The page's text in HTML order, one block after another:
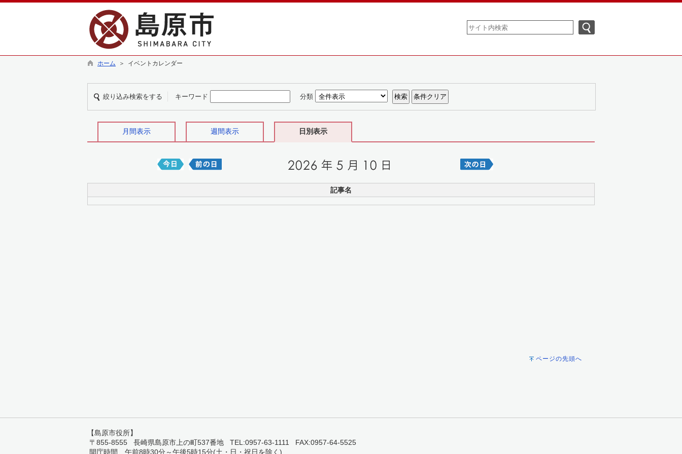
ホーム ＞ イベントカレンダー
絞り込み検索をする キーワード 分類
月間表示 週間表示 日別表示
記事名
ページの先頭へ
【島原市役所】
〒855-8555 長崎県島原市上の町537番地 TEL:0957-63-1111 FAX:0957-64-5525
開庁時間 午前8時30分～午後5時15分(土・日・祝日を除く)